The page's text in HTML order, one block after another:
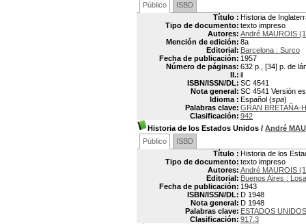
Público
ISBD
Título : Historia de
Tipo de documento: texto impreso
Autores: André MAUROIS
Mención de edición: 8a
Editorial: Barcelona : Surco
Fecha de publicación: 1957
Número de páginas: 632 p., [34] p. de
Il.: il
ISBN/ISSN/DL: SC 4541
Nota general: SC 4541 Versión
Idioma : Español (spa)
Palabras clave: GRAN BRETAÑA-
Clasificación: 942
Historia de los Estados Unidos / André
Público
ISBD
Título : Historia de los
Tipo de documento: texto impreso
Autores: André MAUROIS
Editorial: Buenos Aires :
Fecha de publicación: 1943
ISBN/ISSN/DL: D 1948
Nota general: D 1948
Palabras clave: ESTADOS
Clasificación: 917.3